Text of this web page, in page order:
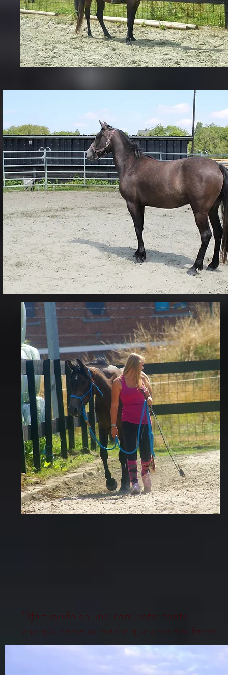
Afortunado en una caminata: tanta
energía como su madre que amamos tanto